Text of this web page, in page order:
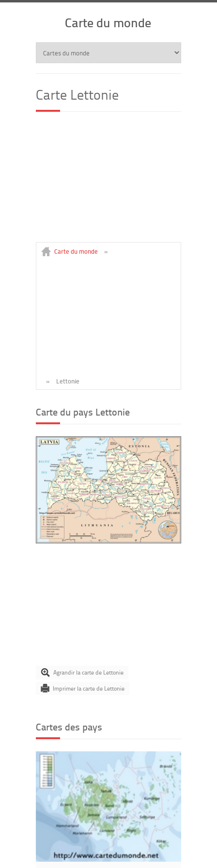
Carte du monde
Carte Lettonie
Carte du monde »
» Lettonie
Carte du pays Lettonie
Agrandir la carte de Lettonie
Imprimer la carte de Lettonie
Cartes des pays